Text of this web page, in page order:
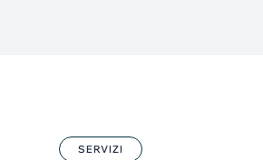
SERVIZI